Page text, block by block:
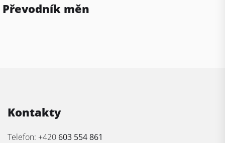
Převodník měn
Kontakty
Telefon: +420 603 554 861